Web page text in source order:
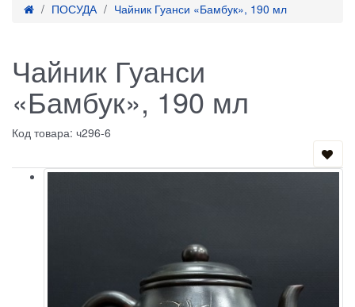
ПОСУДА Чайник Гуанси «Бамбук», 190 мл
Чайник Гуанси
«Бамбук», 190 мл
Код товара: ч296-6